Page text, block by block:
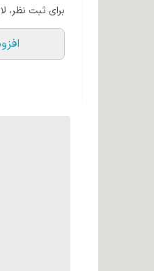
درخشش و
برای ثبت نظر،